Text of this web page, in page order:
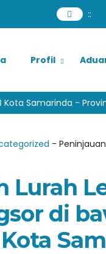
::
Profil
Kota Samarinda -
-
Lurah
di